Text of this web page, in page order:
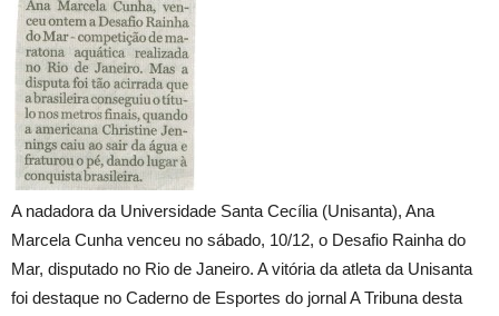
A nadadora da Universidade Santa Cecília (Unisanta), Ana
Marcela Cunha venceu no sábado, 10/12, o Desafio Rainha do
Mar, disputado no Rio de Janeiro. A vitória da atleta da Unisanta
foi destaque no Caderno de Esportes do jornal A Tribuna desta